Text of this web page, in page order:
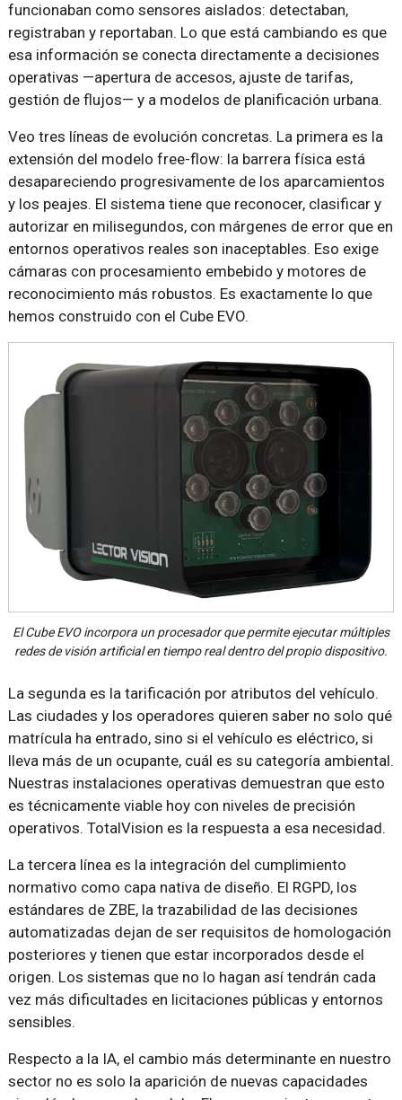
funcionaban como sensores aislados: detectaban,
registraban y reportaban. Lo que está cambiando es que
esa información se conecta directamente a decisiones
operativas —apertura de accesos, ajuste de tarifas,
gestión de flujos— y a modelos de planificación urbana.
Veo tres líneas de evolución concretas. La primera es la
extensión del modelo free-flow: la barrera física está
desapareciendo progresivamente de los aparcamientos
y los peajes. El sistema tiene que reconocer, clasificar y
autorizar en milisegundos, con márgenes de error que en
entornos operativos reales son inaceptables. Eso exige
cámaras con procesamiento embebido y motores de
reconocimiento más robustos. Es exactamente lo que
hemos construido con el Cube EVO.
El Cube EVO incorpora un procesador que permite ejecutar múltiples
redes de visión artificial en tiempo real dentro del propio dispositivo.
La segunda es la tarificación por atributos del vehículo.
Las ciudades y los operadores quieren saber no solo qué
matrícula ha entrado, sino si el vehículo es eléctrico, si
lleva más de un ocupante, cuál es su categoría ambiental.
Nuestras instalaciones operativas demuestran que esto
es técnicamente viable hoy con niveles de precisión
operativos. TotalVision es la respuesta a esa necesidad.
La tercera línea es la integración del cumplimiento
normativo como capa nativa de diseño. El RGPD, los
estándares de ZBE, la trazabilidad de las decisiones
automatizadas dejan de ser requisitos de homologación
posteriores y tienen que estar incorporados desde el
origen. Los sistemas que no lo hagan así tendrán cada
vez más dificultades en licitaciones públicas y entornos
sensibles.
Respecto a la IA, el cambio más determinante en nuestro
sector no es solo la aparición de nuevas capacidades